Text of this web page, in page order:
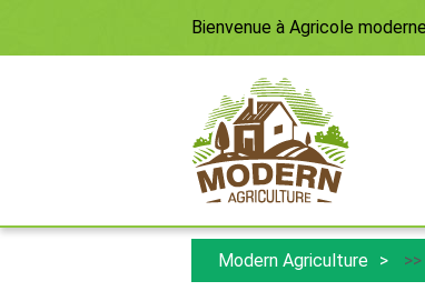
Bienvenue à Agricole moderne
Modern Agriculture >>